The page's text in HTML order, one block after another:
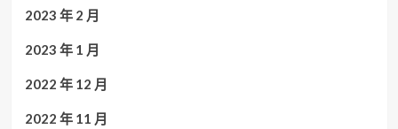
2023 年 2 月
2023 年 1 月
2022 年 12 月
2022 年 11 月